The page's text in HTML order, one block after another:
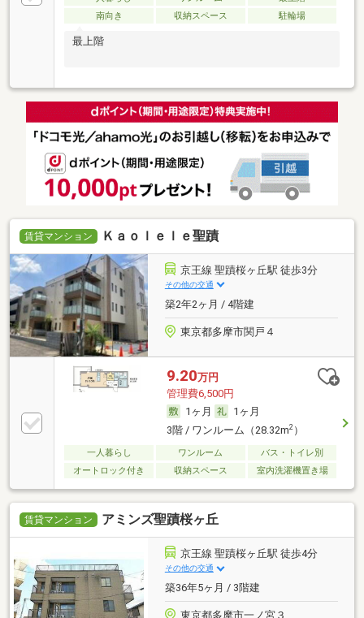
南向き
収納スペース 駐輪場
最上階
賃貸マンション Ｋａｏｌｅｌｅ聖蹟
京王線 聖蹟桜ヶ丘駅 徒歩3分
その他の交通
築2年2ヶ月 / 4階建
東京都多摩市関戸４
9.20万円
管理費6,500円
1ヶ月
1ヶ月
3階 / ワンルーム（28.32m2）
一人暮らし ワンルーム
バス・トイレ別
オートロック付き
収納スペース 室内洗濯機置き場
賃貸マンション アミンズ聖蹟桜ヶ丘
京王線 聖蹟桜ヶ丘駅 徒歩4分
その他の交通
築36年5ヶ月 / 3階建
東京都多摩市一ノ宮３